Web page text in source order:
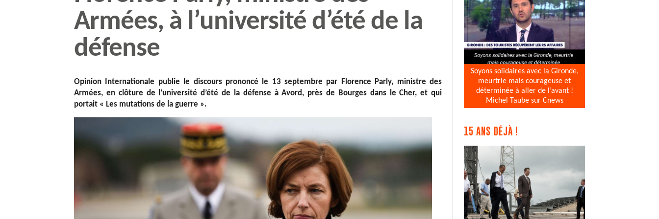
Armées, à l’université d’été de la
défense
Opinion Internationale publie le discours prononcé le 13 septembre par Florence Parly, ministre des
Armées, en clôture de l’université d’été de la défense à Avord, près de Bourges dans le Cher, et qui
portait « Les mutations de la guerre ».
Soyons solidaires avec la Gironde,
meurtrie mais courageuse et
déterminée à aller de l’avant !
Michel Taube sur Cnews
15 ANS DÉJÀ !